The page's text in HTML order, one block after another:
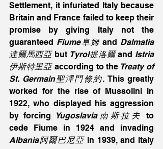
Settlement, it infuriated Italy because
Britain and France failed to keep their
promise by giving Italy not the
guaranteed Fiume阜姆 and Dalmatia
達爾馬西亞 but Tyrol提洛爾 and Istria
伊斯特里亞 according to the Treaty of
St. Germain聖澤門條約. This greatly
worked for the rise of Mussolini in
1922, who displayed his aggression
by forcing
Yugoslavia南斯拉夫
to
Albania阿爾巴尼亞 in 1939, and Italy